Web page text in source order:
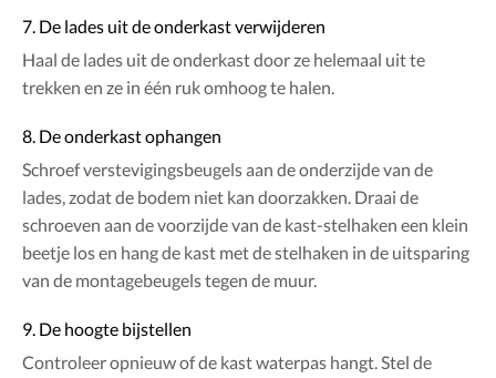
7. De lades uit de onderkast verwijderen
Haal de lades uit de onderkast door ze helemaal uit te
trekken en ze in één ruk omhoog te halen.
8. De onderkast ophangen
Schroef verstevigingsbeugels aan de onderzijde van de
lades, zodat de bodem niet kan doorzakken. Draai de
schroeven aan de voorzijde van de kast-stelhaken een klein
beetje los en hang de kast met de stelhaken in de uitsparing
van de montagebeugels tegen de muur.
9. De hoogte bijstellen
Controleer opnieuw of de kast waterpas hangt. Stel de